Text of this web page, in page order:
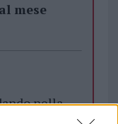
mese
nella